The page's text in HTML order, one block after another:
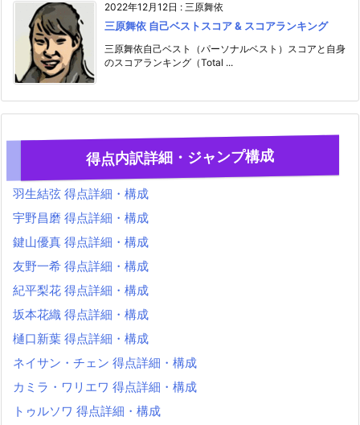
2022年12月12日 : 三原舞依
三原舞依 自己ベストスコア & スコアランキング
三原舞依自己ベスト（パーソナルベスト）スコアと自身
のスコアランキング（Total ...
得点内訳詳細・ジャンプ構成
羽生結弦 得点詳細・構成
宇野昌磨 得点詳細・構成
鍵山優真 得点詳細・構成
友野一希 得点詳細・構成
紀平梨花 得点詳細・構成
坂本花織 得点詳細・構成
樋口新葉 得点詳細・構成
ネイサン・チェン 得点詳細・構成
カミラ・ワリエワ 得点詳細・構成
トゥルソワ 得点詳細・構成